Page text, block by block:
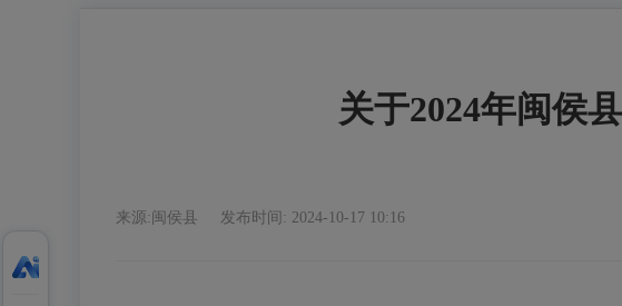
关于2024年闽侯
来源:闽侯县 发布时间: 2024-10-17 10:16